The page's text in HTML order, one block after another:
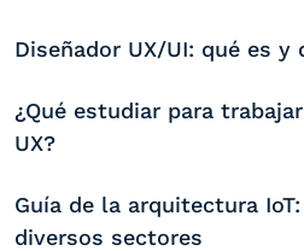
Diseñador UX/UI: qué es y
¿Qué estudiar para
UX?
Guía de la arquitectura
diversos sectores